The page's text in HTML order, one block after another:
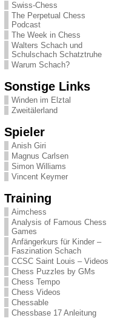
Swiss-Chess
The Perpetual Chess
Podcast
The Week in Chess
Walters Schach und
Schulschach Schatztruhe
Warum Schach?
Sonstige Links
Winden im Elztal
Zweitälerland
Spieler
Anish Giri
Magnus Carlsen
Simon Williams
Vincent Keymer
Training
Aimchess
Analysis of Famous Chess
Games
Anfängerkurs für Kinder –
Faszination Schach
CCSC Saint Louis – Videos
Chess Puzzles by GMs
Chess Tempo
Chess Videos
Chessable
Chessbase 17 Anleitung